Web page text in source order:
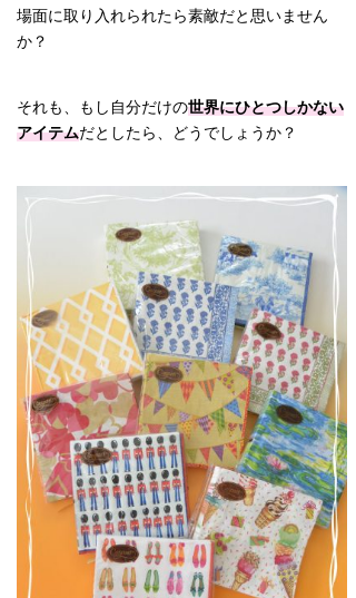
場面に取り入れられたら素敵だと思いません
か？
それも、もし自分だけの世界にひとつしかない
アイテムだとしたら、どうでしょうか？